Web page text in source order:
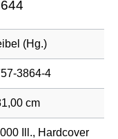
(Hg.)
3864-4
cm
Ill., Hardcover